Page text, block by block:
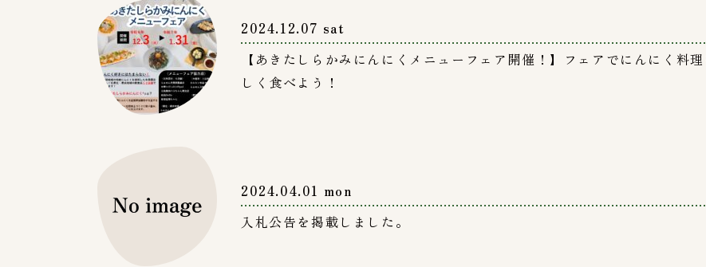
2024.12.07 sat
【あきたしらかみにんにくメニューフェア開催！】フェアでにんにく料
しく食べよう！
2024.04.01 mon
入札公告を掲載しました。